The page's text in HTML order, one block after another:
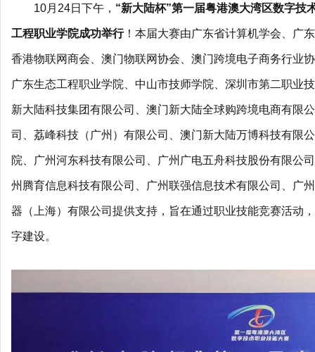
10月24日下午， “新大陆杯”第一届粤港澳大湾区数字技
工程职业学院成功举行！本届大赛由广东省计算机学会、广
香港物联网商会、澳门物联网协会、澳门跨境电子商务行业
广东生态工程职业学院、中山市技师学院、深圳市第二职业
新大陆科技集团有限公司、澳门新大陆全球购跨境电商有限
司、荔峰科技（广州）有限公司、澳门新大陆万博科技有限
院、广州河东科技有限公司、广州广电五舟科技股份有限公
州腾育信息科技有限公司、广州联强信息技术有限公司、广
器（上海）有限公司提供支持，旨在通过职业技能竞赛活动
字建设。